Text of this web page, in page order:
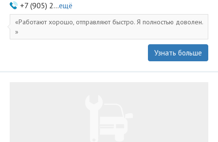
+7 (905) 2...ещё
Работают хорошо, отправляют быстро. Я полностью доволен.
Узнать больше